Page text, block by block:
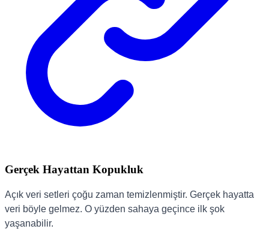
Gerçek Hayattan Kopukluk
Açık veri setleri çoğu zaman temizlenmiştir. Gerçek hayatta
veri böyle gelmez. O yüzden sahaya geçince ilk şok
yaşanabilir.